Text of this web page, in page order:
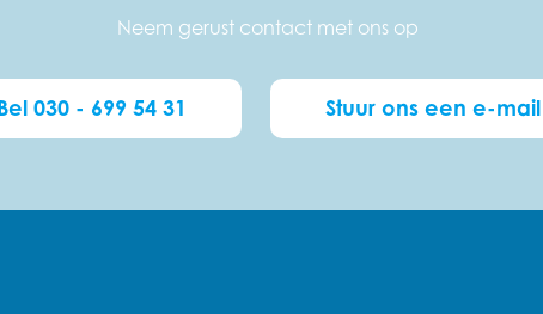
Neem gerust contact met ons op
030 - 699 54 31 Stuur ons een e-mail